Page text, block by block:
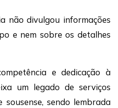
não divulgou informações
e nem sobre os detalhes
e dedicação à
um legado de serviços
sousense, sendo lembrada